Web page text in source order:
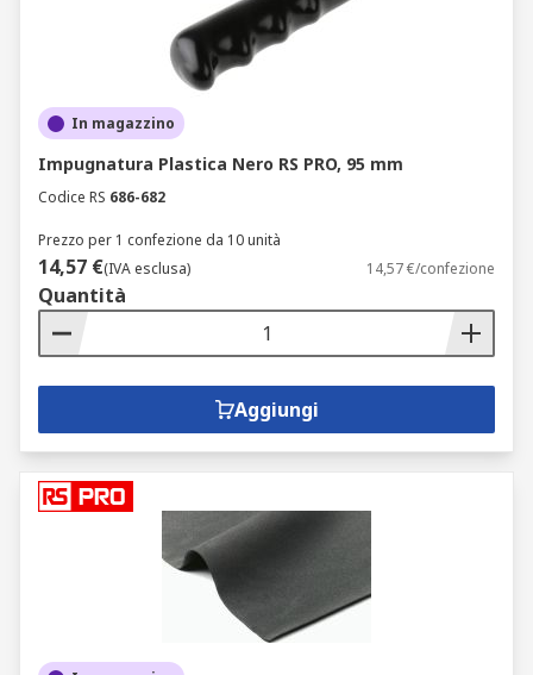
In magazzino
Impugnatura Plastica Nero RS PRO, 95 mm
Codice RS 686-682
Prezzo per 1 confezione da 10 unità
14,57 €(IVA esclusa) 14,57 €/confezione
Quantità
Aggiungi